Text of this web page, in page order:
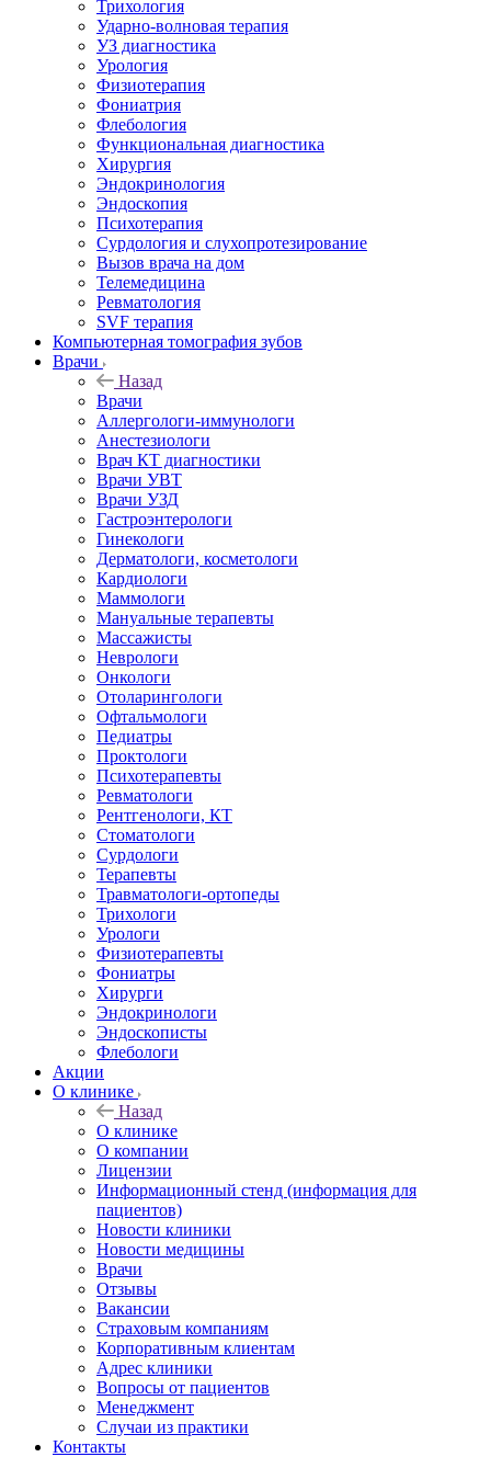
Трихология
Ударно-волновая терапия
УЗ диагностика
Урология
Физиотерапия
Фониатрия
Флебология
Функциональная диагностика
Хирургия
Эндокринология
Эндоскопия
Психотерапия
Сурдология и слухопротезирование
Вызов врача на дом
Телемедицина
Ревматология
SVF терапия
Компьютерная томография зубов
Врачи
Назад
Врачи
Аллергологи-иммунологи
Анестезиологи
Врач КТ диагностики
Врачи УВТ
Врачи УЗД
Гастроэнтерологи
Гинекологи
Дерматологи, косметологи
Кардиологи
Маммологи
Мануальные терапевты
Массажисты
Неврологи
Онкологи
Отоларингологи
Офтальмологи
Педиатры
Проктологи
Психотерапевты
Ревматологи
Рентгенологи, КТ
Стоматологи
Сурдологи
Терапевты
Травматологи-ортопеды
Трихологи
Урологи
Физиотерапевты
Фониатры
Хирурги
Эндокринологи
Эндоскописты
Флебологи
Акции
О клинике
Назад
О клинике
О компании
Лицензии
Информационный стенд (информация для
пациентов)
Новости клиники
Новости медицины
Врачи
Отзывы
Вакансии
Страховым компаниям
Корпоративным клиентам
Адрес клиники
Вопросы от пациентов
Менеджмент
Случаи из практики
Контакты